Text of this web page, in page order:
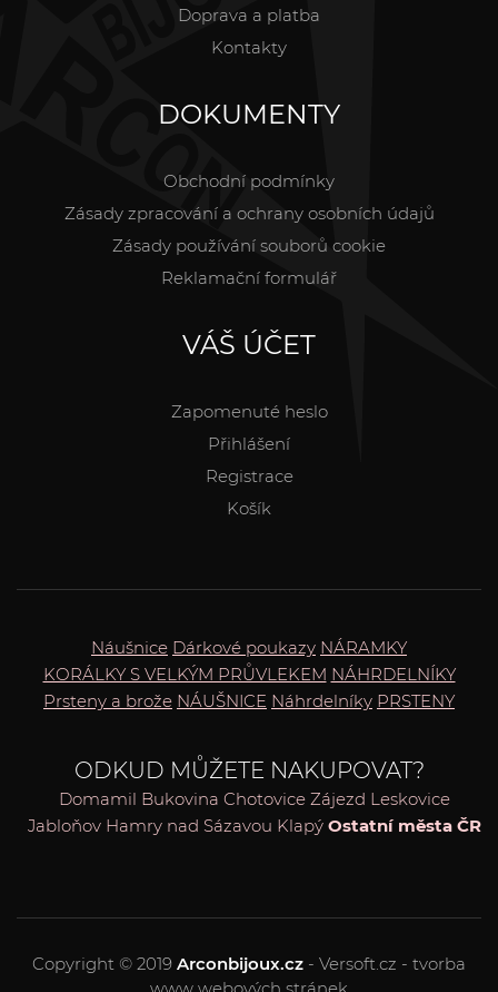
Doprava a platba
Kontakty
DOKUMENTY
Obchodní podmínky
Zásady zpracování a ochrany osobních údajů
Zásady používání souborů cookie
Reklamační formulář
VÁŠ ÚČET
Zapomenuté heslo
Přihlášení
Registrace
Košík
Náušnice Dárkové poukazy NÁRAMKY
KORÁLKY S VELKÝM PRŮVLEKEM NÁHRDELNÍKY
Prsteny a brože NÁUŠNICE Náhrdelníky PRSTENY
ODKUD MŮŽETE NAKUPOVAT?
Domamil Bukovina Chotovice Zájezd Leskovice
Jabloňov Hamry nad Sázavou Klapý Ostatní města ČR
Copyright © 2019 Arconbijoux.cz - Versoft.cz - tvorba